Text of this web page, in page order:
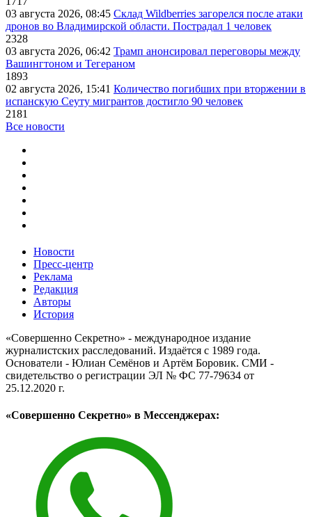
03 августа 2026, 08:45 Склад Wildberries загорелся после атаки
дронов во Владимирской области. Пострадал 1 человек
2328
03 августа 2026, 06:42 Трамп анонсировал переговоры между
Вашингтоном и Тегераном
1893
02 августа 2026, 15:41 Количество погибших при вторжении в
испанскую Сеуту мигрантов достигло 90 человек
2181
Все новости
Новости
Пресс-центр
Реклама
Редакция
Авторы
История
«Совершенно Секретно» - международное издание
журналистских расследований. Издаётся с 1989 года.
Основатели - Юлиан Семёнов и Артём Боровик. CМИ -
свидетельство о регистрации ЭЛ № ФС 77-79634 от
25.12.2020 г.
«Совершенно Секретно» в Мессенджерах: